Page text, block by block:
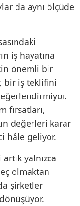
da aynı ölçüde
iş hayatına
önemli bir
bir iş teklifini
fırsatları,
değerleri karar
hâle geliyor.
yalnızca
olmaktan
şirketler